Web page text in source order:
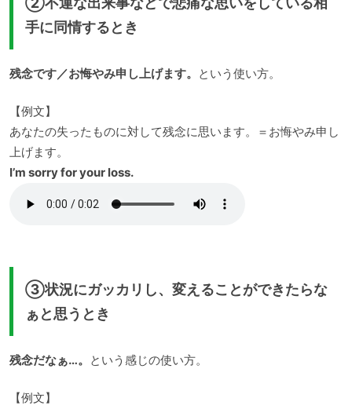
手に同情するとき
残念です／お悔やみ申し上げます。 という使い方。
【例文】
あなたの失ったものに対して残念に思います。＝お悔やみ申し
上げます。
I’m sorry for your loss.
③状況にガッカリし、変えることができたらな
ぁと思うとき
残念だなぁ…。 という感じの使い方。
【例文】